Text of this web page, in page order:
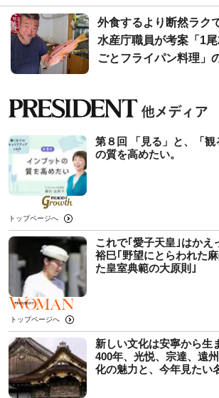
外食するより断然ラク
水産庁職員が考案「1
ごとフライパン料理」
第８回 「見る」と、「観
の質を高めたい。
トップページへ
これで｢愛子天皇｣はか
裕巳｢野望にとらわれた
た皇室典範の大原則｣
トップページへ
新しい文化は安寧から生
400年、光悦、宗達、遠
化の魅力と、今年見たい